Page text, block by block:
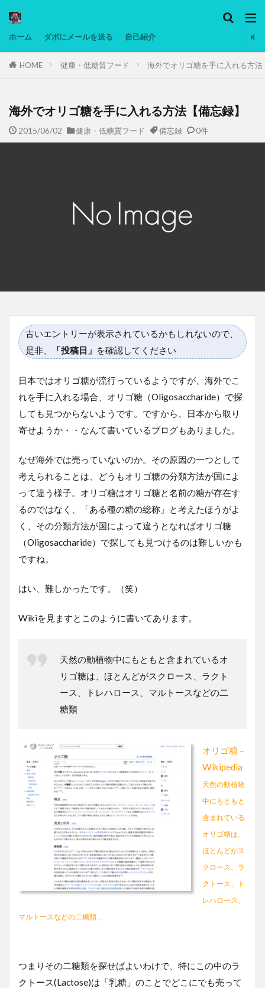
ホーム ダボにメールを送る 自己紹介
HOME 健康・低糖質フード 海外でオリゴ糖を手に入れる方法
海外でオリゴ糖を手に入れる方法【備忘録】
2015/06/02 健康・低糖質フード 備忘録 0件
古いエントリーが表示されているかもしれないので、
是非、
「投稿日」 を確認してください
日本ではオリゴ糖が流行っているようですが、海外でこ
れを手に入れる場合、オリゴ糖（Oligosaccharide）で探
しても見つからないようです。ですから、日本から取り
寄せようか・・なんて書いているブログもありました。
なぜ海外では売っていないのか。その原因の一つとして
考えられることは、どうもオリゴ糖の分類方法が国によ
って違う様子。オリゴ糖はオリゴ糖と名前の糖が存在す
るのではなく、「ある種の糖の総称」と考えたほうがよ
く、その分類方法が国によって違うとなればオリゴ糖
（Oligosaccharide）で探しても見つけるのは難しいかも
ですね。
はい、難しかったです。（笑）
Wikiを見ますとこのように書いてあります。
天然の動植物中にもともと含まれているオ
リゴ糖は、ほとんどがスクロース、ラクト
ース、トレハロース、マルトースなどの二
糖類
オリゴ糖 –
Wikipedia
天然の動植物
中にもともと
含まれている
オリゴ糖は、
ほとんどがス
クロース、ラ
クトース、ト
レハロース、
マルトースなどの二糖類 …
つまりその二糖類を探せばよいわけで、特にこの中のラ
クトース(Lactose)は「乳糖」のことでどこにでも売って
タグ
マレーシア動画
ヨーグルト
低糖質ダイエット
備忘録
動画 日本人村社会 脱水シート